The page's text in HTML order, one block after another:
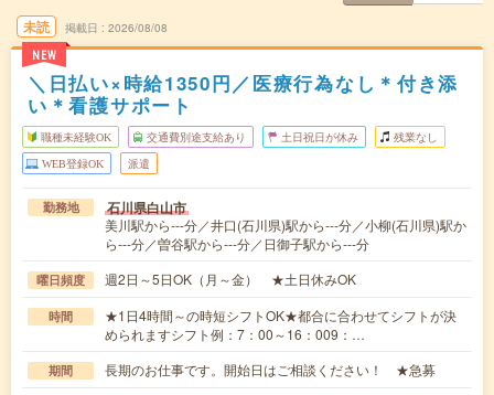
未読
NEW
掲載日 2026/08/08
＼日払い×時給1350円／医療行為なし＊付き添
い＊看護サポート
職種未経験OK 交通費別途支給あり 土日祝日が休み 残業なし
WEB登録OK 派遣
勤務地 石川県白山市
美川駅から---分／井口(石川県)駅から---分／小柳(石川県)駅か
ら---分／曽谷駅から---分／日御子駅から---分
曜日頻度 週2日～5日OK（月～金） ★土日休みOK
時間
★1日4時間～の時短シフトOK★都合に合わせてシフトが決
められますシフト例：7：00～16：009：…
期間 長期のお仕事です。開始日はご相談ください！ ★急募